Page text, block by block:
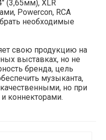
(3,65мм), XLR
Powercon, RCA
необходимые
свою продукцию на
выставках, но не
бренда, цель
музыканта,
но при
коннекторами.